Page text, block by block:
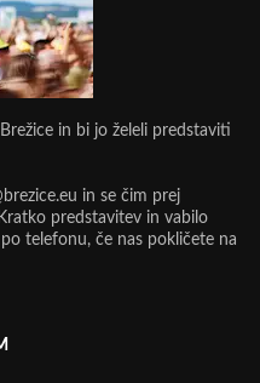
in bi jo želeli predstaviti
in se čim prej
predstavitev in vabilo
telefonu, če nas pokličete na